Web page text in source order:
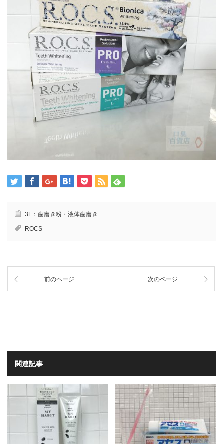
3F：歯磨き粉・液体歯磨き
ROCS
前のページ 次のページ
関連記事